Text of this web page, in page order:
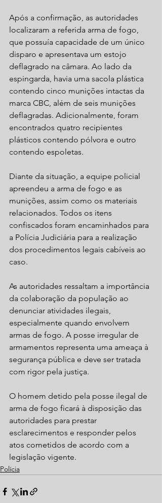
Após a confirmação, as autoridades
localizaram a referida arma de fogo,
que possuía capacidade de um único
disparo e apresentava um estojo
deflagrado na câmara. Ao lado da
espingarda, havia uma sacola plástica
contendo cinco munições intactas da
marca CBC, além de seis munições
deflagradas. Adicionalmente, foram
encontrados quatro recipientes
plásticos contendo pólvora e outro
contendo espoletas.
Diante da situação, a equipe policial
apreendeu a arma de fogo e as
munições, assim como os materiais
relacionados. Todos os itens
confiscados foram encaminhados para
a Polícia Judiciária para a realização
dos procedimentos legais cabíveis ao
caso.
As autoridades ressaltam a importância
da colaboração da população ao
denunciar atividades ilegais,
especialmente quando envolvem
armas de fogo. A posse irregular de
armamentos representa uma ameaça à
segurança pública e deve ser tratada
com rigor pela justiça.
O homem detido pela posse ilegal de
arma de fogo ficará à disposição das
autoridades para prestar
esclarecimentos e responder pelos
atos cometidos de acordo com a
legislação vigente.
Polícia